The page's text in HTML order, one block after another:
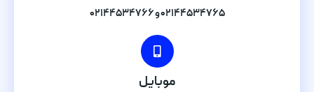
۰۲۱۴۴۵۳۴۷۶۵ و ۰۲۱۴۴۵۳۴۷۶۶
موبایل